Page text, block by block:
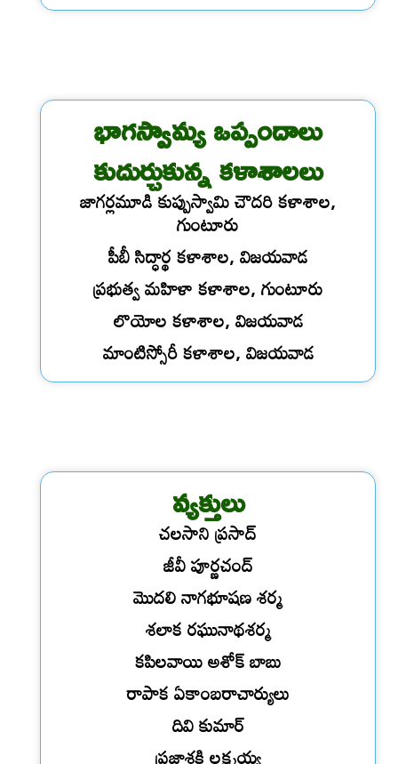
భాగస్వామ్య ఒప్పందాలు
కుదుర్చుకున్న కళాశాలలు
జాగర్లమూడి కుప్పుస్వామి చౌదరి కళాశాల,
గుంటూరు
పీబీ సిద్ధార్థ కళాశాల, విజయవాడ
ప్రభుత్వ మహిళా కళాశాల, గుంటూరు
లొయోల కళాశాల, విజయవాడ
మాంటిస్సోరీ కళాశాల, విజయవాడ
వ్యక్తులు
చలసాని ప్రసాద్
జీవీ పూర్ణచంద్
మొదలి నాగభూషణ శర్మ
శలాక రఘునాథశర్మ
కపిలవాయి అశోక్ బాబు
రాపాక ఏకాంబరాచార్యులు
దివి కుమార్